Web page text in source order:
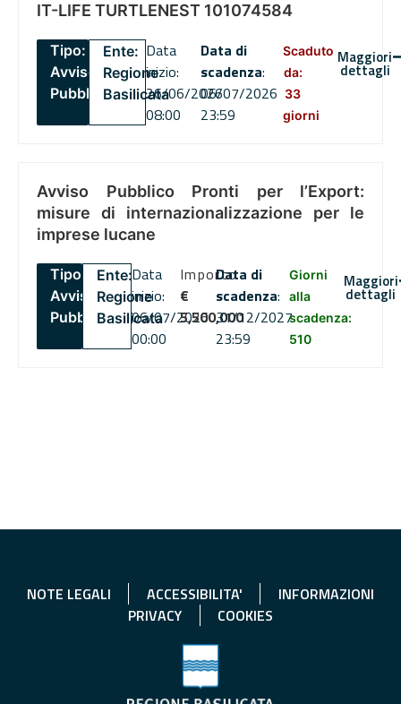
IT-LIFE TURTLENEST 101074584
Tipo:
Avviso
Pubblico
Ente:
Regione
Basilicata
Data
inizio:
26/06/2026
08:00
Data di
scadenza:
06/07/2026
23:59
Scaduto
da:
33
giorni
Maggiori
dettagli
Avviso Pubblico Pronti per l’Export:
misure di internazionalizzazione per le
imprese lucane
Tipo:
Avviso
Pubblico
Ente:
Regione
Basilicata
Data
inizio:
06/07/2026
00:00
Importo
€
5,500,000
Data di
scadenza:
31/12/2027
23:59
Giorni
alla
scadenza:
510
Maggiori
dettagli
NOTE LEGALI ACCESSIBILITA'
INFORMAZIONI
PRIVACY
COOKIES